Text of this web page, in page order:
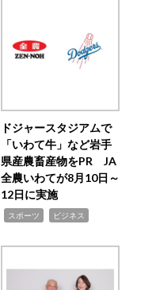
ドジャースタジアムで
「いわて牛」など岩手
県産農畜産物をPR JA
全農いわてが8月10日～
12日に実施
スポーツ ビジネス